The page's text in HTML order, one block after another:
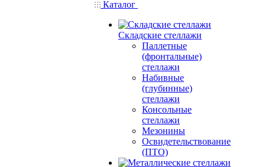
Каталог
Складские стеллажи
Паллетные
(фронтальные)
стеллажи
Набивные
(глубинные)
стеллажи
Консольные
стеллажи
Мезонины
Освидетельствование
(ПТО)